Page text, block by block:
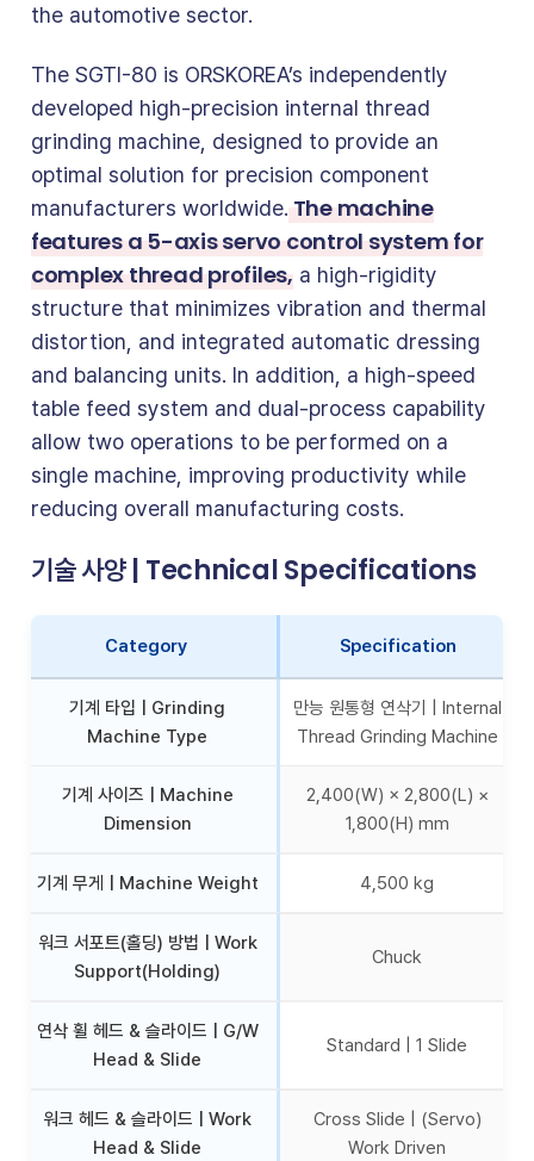
the automotive sector.
The SGTI-80 is ORSKOREA’s independently
developed high-precision internal thread
grinding machine, designed to provide an
optimal solution for precision component
manufacturers worldwide. The machine
features a 5-axis servo control system for
complex thread profiles, a high-rigidity
structure that minimizes vibration and thermal
distortion, and integrated automatic dressing
and balancing units. In addition, a high-speed
table feed system and dual-process capability
allow two operations to be performed on a
single machine, improving productivity while
reducing overall manufacturing costs.
기술 사양 | Technical Specifications
Category Specification
기계 타입 | Grinding
Machine Type
만능 원통형 연삭기 | Internal
Thread Grinding Machine
기계 사이즈 | Machine
Dimension
2,400(W) × 2,800(L) ×
1,800(H) mm
기계 무게 | Machine Weight 4,500 kg
워크 서포트(홀딩) 방법 | Work
Support(Holding)
Chuck
연삭 휠 헤드 & 슬라이드 | G/W
Head & Slide
Standard | 1 Slide
워크 헤드 & 슬라이드 | Work
Head & Slide
Cross Slide | (Servo)
Work Driven